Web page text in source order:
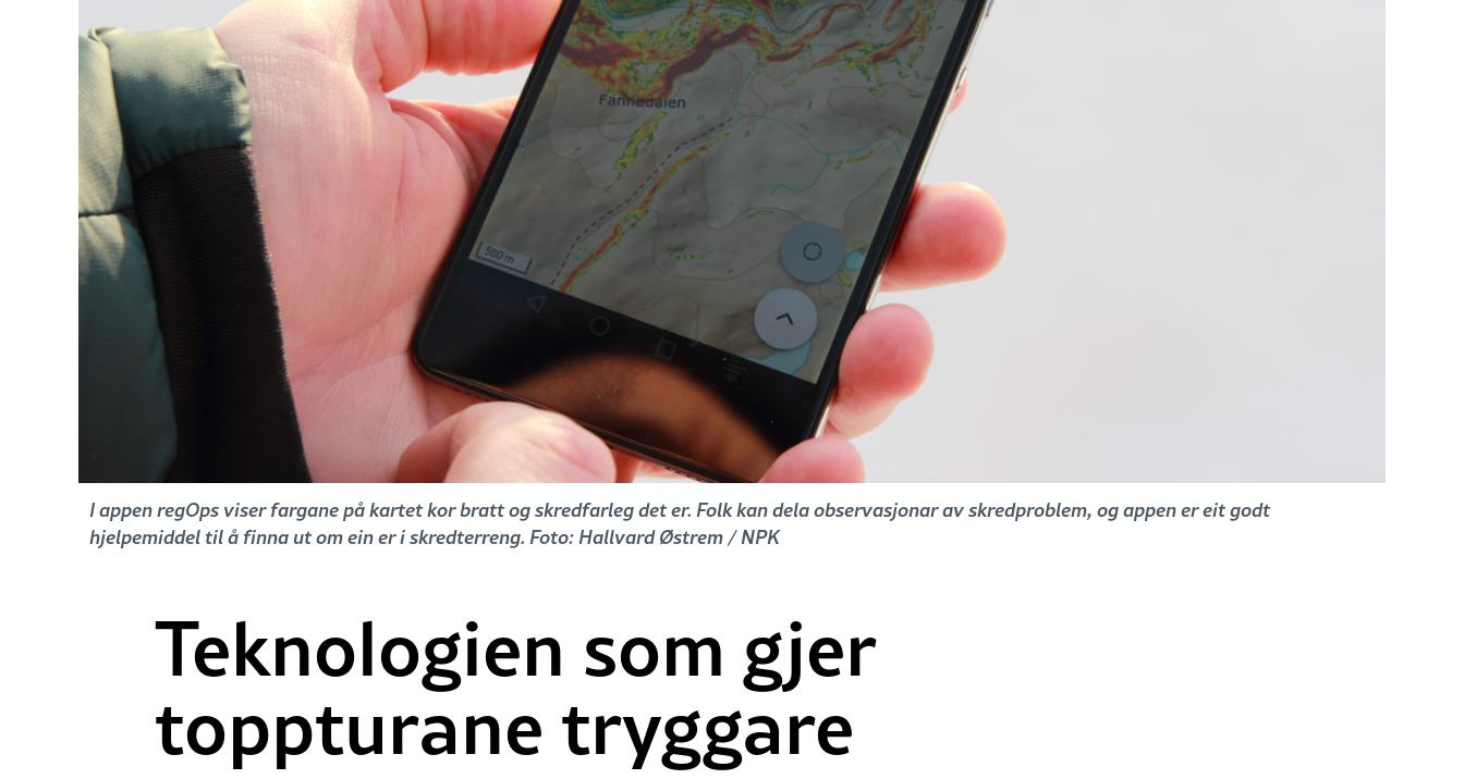
I appen regOps viser fargane på kartet kor bratt og skredfarleg det er. Folk kan dela observasjonar av skredproblem, og appen er eit godt
hjelpemiddel til å finna ut om ein er i skredterreng. Foto: Hallvard Østrem / NPK
Teknologien som gjer
toppturane tryggare